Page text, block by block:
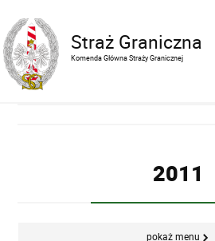
Straż Graniczna
Komenda Główna Straży Granicznej
2011
pokaż menu